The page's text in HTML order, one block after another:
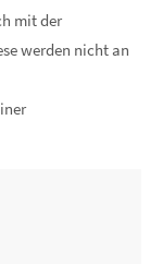
mit der
werden nicht an